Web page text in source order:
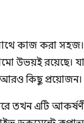
কাজ করা
উভয়ই
আরও কিছু
তখন এটি